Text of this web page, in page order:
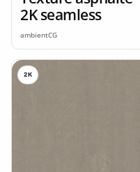
2K seamless
ambientCG
2K